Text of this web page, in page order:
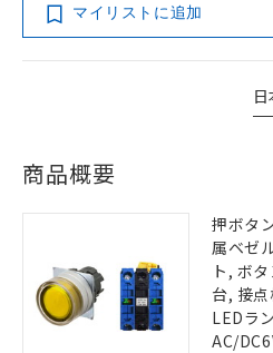
マイリストに追加
商品概要
押ボタ
属ベゼ
ト, ボ
台, 接
LEDラ
AC/